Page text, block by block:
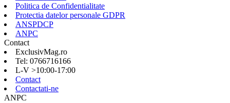
Politica de Confidentialitate
Protectia datelor personale GDPR
ANSPDCP
ANPC
Contact
ExclusivMag.ro
Tel: 0766716166
L-V >10:00-17:00
Contact
Contactati-ne
ANPC